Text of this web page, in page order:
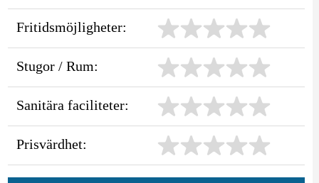
Fritidsmöjligheter:
Stugor / Rum:
Sanitära faciliteter:
Prisvärdhet: